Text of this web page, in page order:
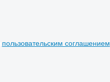
пользовательским соглашением